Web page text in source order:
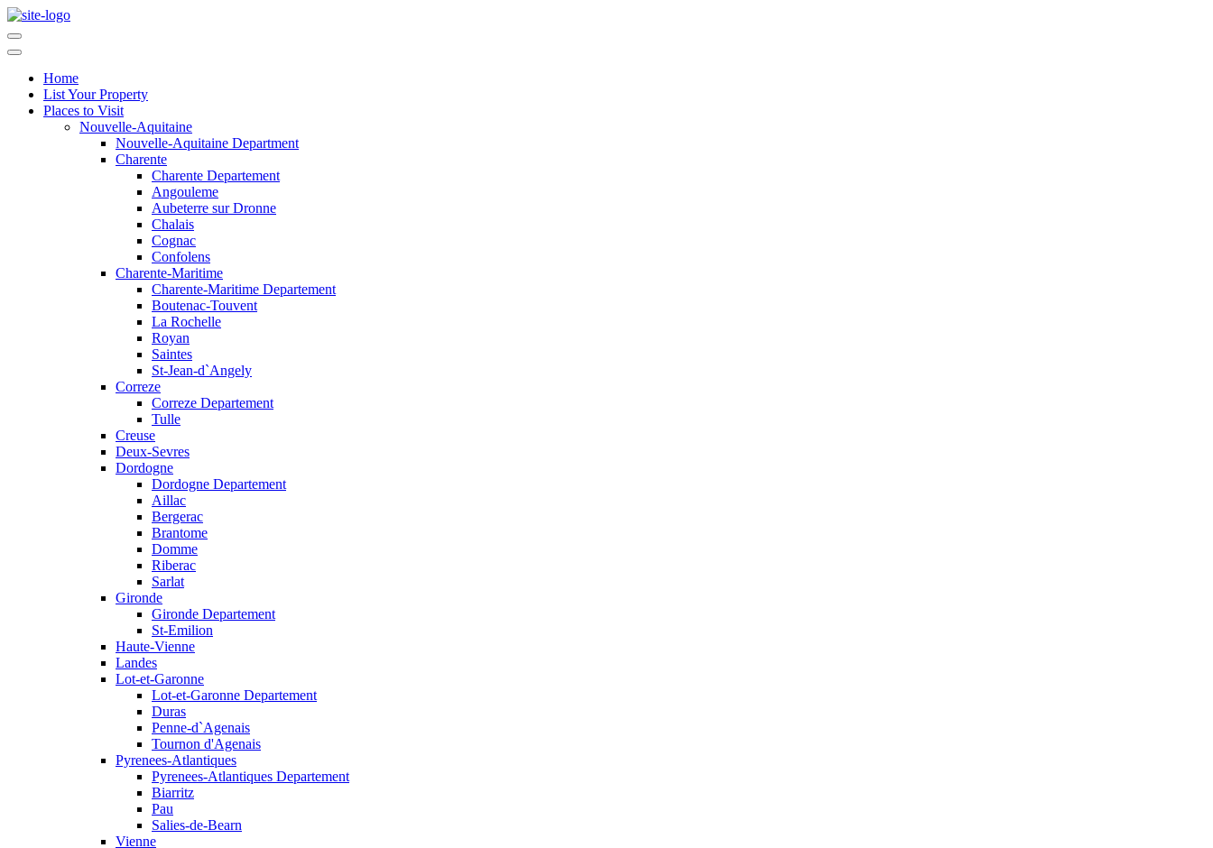
Home
List Your Property
Places to Visit
Nouvelle-Aquitaine
Nouvelle-Aquitaine Department
Charente
Charente Departement
Angouleme
Aubeterre sur Dronne
Chalais
Cognac
Confolens
Charente-Maritime
Charente-Maritime Departement
Boutenac-Touvent
La Rochelle
Royan
Saintes
St-Jean-d`Angely
Correze
Correze Departement
Tulle
Creuse
Deux-Sevres
Dordogne
Dordogne Departement
Aillac
Bergerac
Brantome
Domme
Riberac
Sarlat
Gironde
Gironde Departement
St-Emilion
Haute-Vienne
Landes
Lot-et-Garonne
Lot-et-Garonne Departement
Duras
Penne-d`Agenais
Tournon d'Agenais
Pyrenees-Atlantiques
Pyrenees-Atlantiques Departement
Biarritz
Pau
Salies-de-Bearn
Vienne